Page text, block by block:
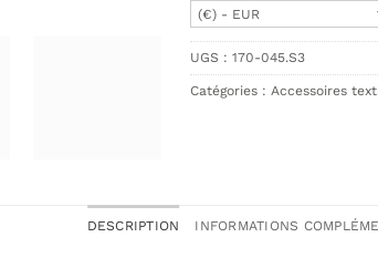
(€) - EUR
UGS : 170-045.S3
Catégories : Accessoires
DESCRIPTION INFORMATIONS